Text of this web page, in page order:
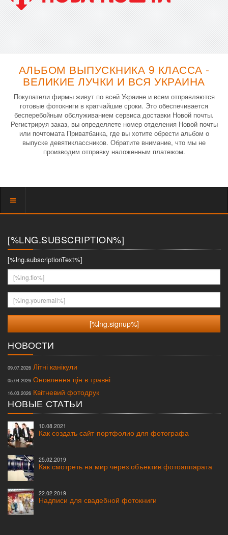
АЛЬБОМ ВЫПУСКНИКА 9 КЛАССА -
ВЕЛИКИЕ ЛУЧКИ И ВСЯ УКРАИНА
Покупатели фирмы живут по всей Украине и всем отправляются
готовые фотокниги в кратчайшие сроки. Это обеспечивается
бесперебойным обслуживанием сервиса доставки Новой почты.
Регистрируя заказ, вы определяете номер отделения Новой почты
или почтомата Приватбанка, где вы хотите обрести альбом о
выпуске девятиклассников. Обратите внимание, что мы не
производим отправку наложенным платежом.
Показать
[%LNG.SUBSCRIPTION%]
[%lng.subscriptionText%]
[%lng.fio%]
[%lng.youremail%]
НОВОСТИ
09.07.2026 Літні канікули
05.04.2026 Оновлення цін в травні
16.03.2026 Квітневий фотодрук
НОВЫЕ СТАТЬИ
10.08.2021
Как создать сайт-портфолио для фотографа
25.02.2019
Как смотреть на мир через объектив фотоаппарата
22.02.2019
Надписи для свадебной фотокниги